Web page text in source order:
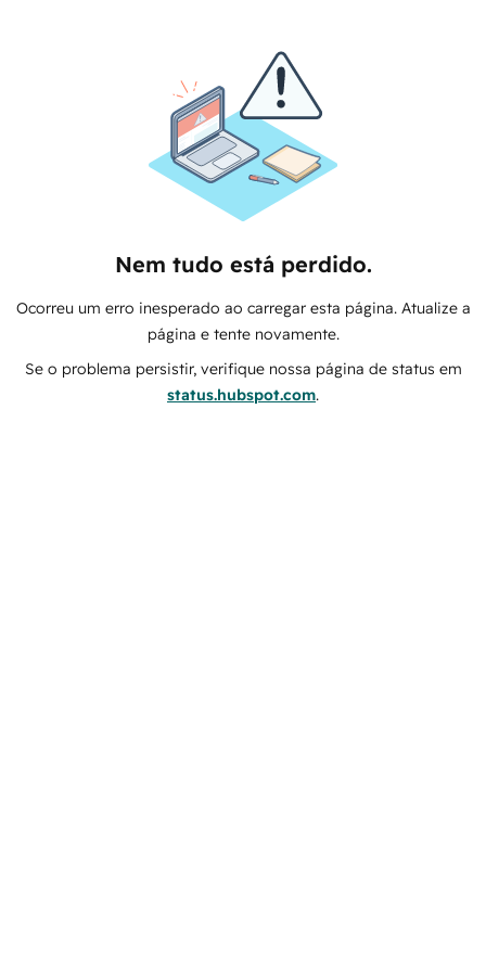
Nem tudo está perdido.
Ocorreu um erro inesperado ao carregar esta página. Atualize a
página e tente novamente.
Se o problema persistir, verifique nossa página de status em
status.hubspot.com.